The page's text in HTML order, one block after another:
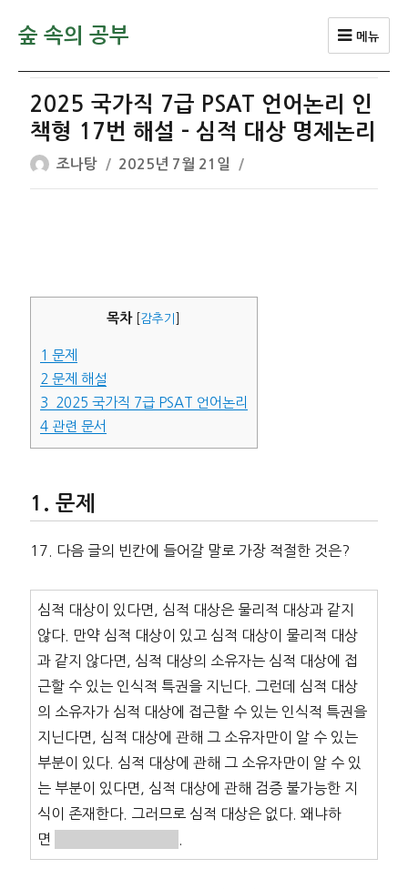
숲 속의 공부 메뉴
2025 국가직 7급 PSAT 언어논리 인
책형 17번 해설 – 심적 대상 명제논리
글
쓴
조나탕
작
성
2025년 7월 21일
목차 감추기
1 문제
2 문제 해설
3 2025 국가직 7급 PSAT 언어논리
4관련 문서
문제
17. 다음 글의 빈칸에 들어갈 말로 가장 적절한 것은?
심적 대상이 있다면, 심적 대상은 물리적 대상과 같지
않다. 만약 심적 대상이 있고 심적 대상이 물리적 대상
과 같지 않다면, 심적 대상의 소유자는 심적 대상에 접
근할 수 있는 인식적 특권을 지닌다. 그런데 심적 대상
의 소유자가 심적 대상에 접근할 수 있는 인식적 특권을
지닌다면, 심적 대상에 관해 그 소유자만이 알 수 있는
부분이 있다. 심적 대상에 관해 그 소유자만이 알 수 있
는 부분이 있다면, 심적 대상에 관해 검증 불가능한 지
식이 존재한다. 그러므로 심적 대상은 없다. 왜냐하
면